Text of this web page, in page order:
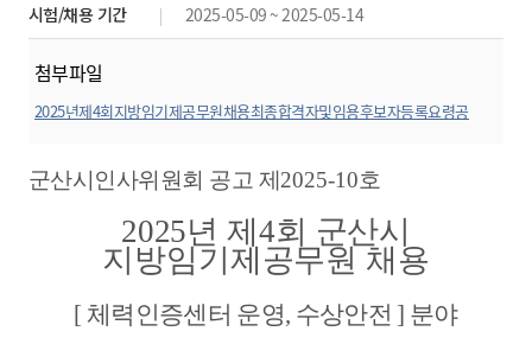
시험/채용 기간 2025-05-09 ~ 2025-05-14
첨부파일
2025년제4회지방임기제공무원채용최종합격자및임용후보자등록요령공
군산시인사위원회 공고 제 2025-10호
2025년 제 4회 군산시
지방임기제공무원 채용
[ 체력인증센터 운영, 수상안전 ] 분야